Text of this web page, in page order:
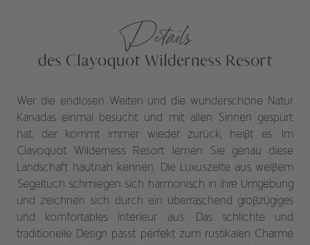
Details
des Clayoquot Wilderness Resort
Wer die endlosen Weiten und die wunderschöne Natur
Kanadas einmal besucht und mit allen Sinnen gespürt
hat, der kommt immer wieder zurück, heißt es. Im
Clayoquot Wilderness Resort lernen Sie genau diese
Landschaft hautnah kennen. Die Luxuszelte aus weißem
Segeltuch schmiegen sich harmonisch in ihre Umgebung
und zeichnen sich durch ein überraschend großzügiges
und komfortables Interieur aus. Das schlichte und
traditionelle Design passt perfekt zum rustikalen Charme